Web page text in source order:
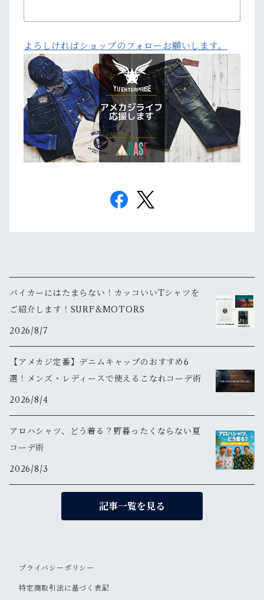
よろしければショップのフォローお願いします。
バイカーにはたまらない！カッコいいTシャツを
ご紹介します！SURF&MOTORS
2026/8/7
【アメカジ定番】デニムキャップのおすすめ6
選！メンズ・レディースで使えるこなれコーデ術
2026/8/4
アロハシャツ、どう着る？野暮ったくならない夏
コーデ術
2026/8/3
記事一覧を見る
プライバシーポリシー
特定商取引法に基づく表記